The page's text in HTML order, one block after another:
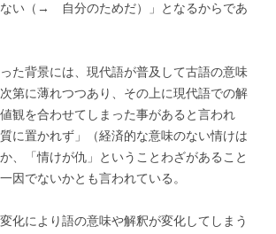
ない（→ 自分のためだ）」となるからであ
た背景には、現代語が普及して古語の意味
第に薄れつつあり、その上に現代語での解
観を合わせてしまった事があると言われ
に置かれず」（経済的な意味のない情けは
、「情けが仇」ということわざがあること
因でないかとも言われている。
化により語の意味や解釈が変化してしまう